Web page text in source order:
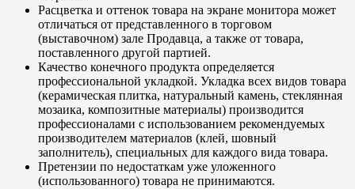
Расцветка и оттенок товара на экране монитора может
отличаться от представленного в торговом
(выставочном) зале Продавца, а также от товара,
поставленного другой партией.
Качество конечного продукта определяется
профессиональной укладкой. Укладка всех видов товара
(керамическая плитка, натуральный камень, стеклянная
мозаика, композитные материалы) производится
профессионалами с использованием рекомендуемых
производителем материалов (клей, шовный
заполнитель), специальных для каждого вида товара.
Претензии по недостаткам уже уложенного
(использованного) товара не принимаются.